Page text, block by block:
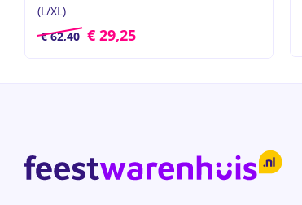
(L/XL)
€62,40 € 29,25